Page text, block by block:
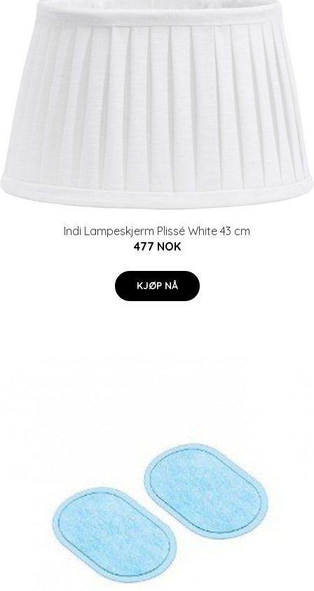
Indi Lampeskjerm Plissé White 43 cm
477 NOK
KJØP NÅ